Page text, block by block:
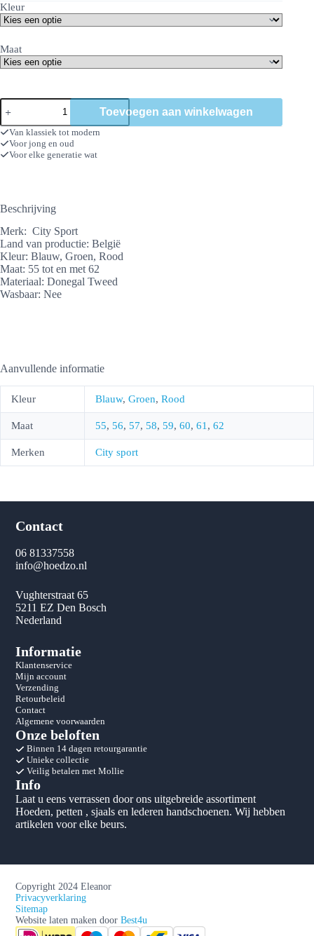
Kleur
Maat
City
Donegal
tweed
aantal
Toevoegen aan winkelwagen
Van klassiek tot modern
Voor jong en oud
Voor elke generatie wat
Beschrijving
Merk: City Sport
Land van productie: België
Kleur: Blauw, Groen, Rood
Maat: 55 tot en met 62
Materiaal: Donegal Tweed
Wasbaar: Nee
Aanvullende informatie
Kleur Blauw, Groen, Rood
Maat 55, 56, 57, 58, 59, 60, 61, 62
Merken City sport
Contact
06 81337558
info@hoedzo.nl
Vughterstraat 65
5211 EZ Den Bosch
Nederland
Informatie
Klantenservice
Mijn account
Verzending
Retourbeleid
Contact
Algemene voorwaarden
Onze beloften
Binnen 14 dagen retourgarantie
Unieke collectie
Veilig betalen met Mollie
Info
Laat u eens verrassen door ons uitgebreide assortiment
Hoeden, petten , sjaals en lederen handschoenen. Wij hebben
artikelen voor elke beurs.
Copyright 2024 Eleanor
Privacyverklaring
Sitemap
Website laten maken doorBest4u